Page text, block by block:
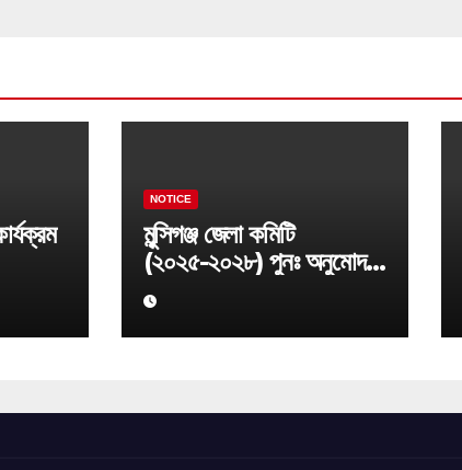
NOTICE
মুন্সিগঞ্জ জেলা কমিটি
(২০২৫-২০২৮) পুনঃ অনুমোদন
বিজ্ঞপ্তি: